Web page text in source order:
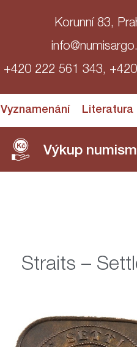
Korunní 83,
+420 222 561 343,
Vyznamenání Literatura
Výkup
Straits –